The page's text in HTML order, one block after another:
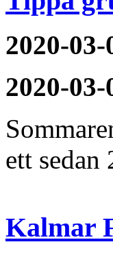
2020-
2020-
ett
Kalmar